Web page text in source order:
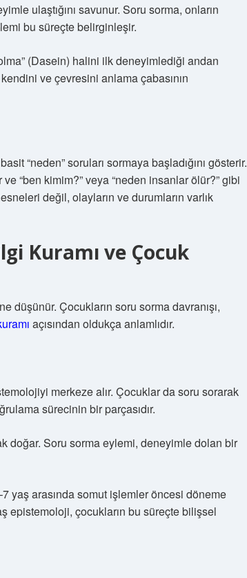
ulaştığını savunur. Soru sorma, onların
bu süreçte belirginleşir.
(Dasein) halini ilk deneyimlediği andan
ve çevresini anlama çabasının
“neden” soruları sormaya başladığını gösterir.
“ben kimim?” veya “neden insanlar ölür?” gibi
değil, olayların ve durumların varlık
Kuramı ve Çocuk
düşünür. Çocukların soru sorma davranışı,
açısından oldukça anlamlıdır.
merkeze alır. Çocuklar da soru sorarak
sürecinin bir parçasıdır.
doğar. Soru sorma eylemi, deneyimle dolan bir
yaş arasında somut işlemler öncesi döneme
epistemoloji, çocukların bu süreçte bilişsel